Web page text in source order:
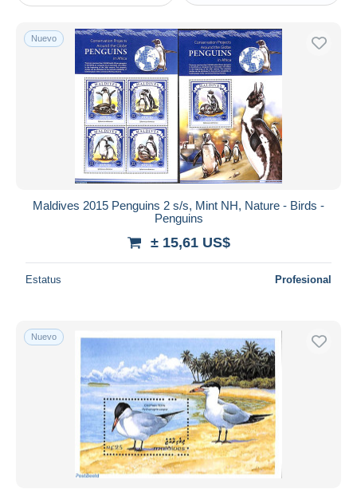
Asia
Maldivas (1965-...)
Activas
Precios fijos
Subasta con ofertas
Subastas sin pujas
Casa de subastas
Vendidos
Todas las duraciones
Sólo con descuento
Envío gratis
Métodos de pago
PayPal
Transferencia bancaria
Visa
Mastercard
Bancontact
Nuevo
Maldives 2015 Penguins 2 s/s, Mint NH, Nature - Birds -
Penguins
± 15,61 US$
Estatus Profesional
Nuevo